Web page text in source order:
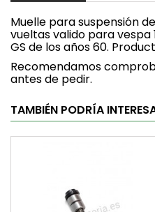
Muelle para suspensión
vueltas valido para vespa
GS de los años 60.
Recomendamos
antes de pedir.
TAMBIÉN PODRÍA